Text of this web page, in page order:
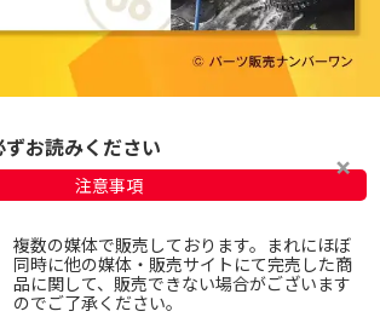
お読みください
注意事項
複数の媒体で販売しております。まれにほぼ
同時に他の媒体・販売サイトにて完売した商
品に関して、販売できない場合がございます
のでご了承ください。